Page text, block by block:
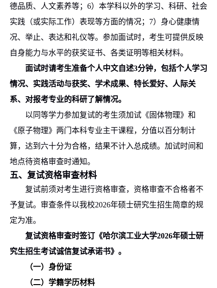
德品质、人文素养等； 6）本学科以外的学习、科研、社会
实践（或实际工作）表现等方面的情况； 7）身心健康情
况、举止、表达和礼仪等。参加面试时，考生可提供反映
自身能力与水平的获奖证书、各类证明等相关材料。
面试时请考生准备个人中文自述3分钟，包括个人学习
情况、实践活动与获奖、学术成果、特长爱好、人际关
系、对报考专业的科研了解情况。
以同等学力参加复试的考生须加试《固体物理》和
《原子物理》两门本科专业主干课程，分值以百分制计
算，达到六十分为合格，结果不计入总成绩。加试时间和
地点待资格审查时通知。
五、复试资格审查材料
复试前须对考生进行资格审查，资格审查不合格者不
予复试。审查条件以我校2026年硕士研究生招生简章的规
定为准。
复试资格审查时签订《哈尔滨工业大学2026年硕士研
究生招生考试诚信复试承诺书》。
（一）身份证
（二）学籍学历材料